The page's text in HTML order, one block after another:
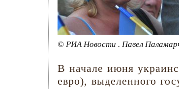
© РИА Новости . Павел
В начале июня
евро), выделенного